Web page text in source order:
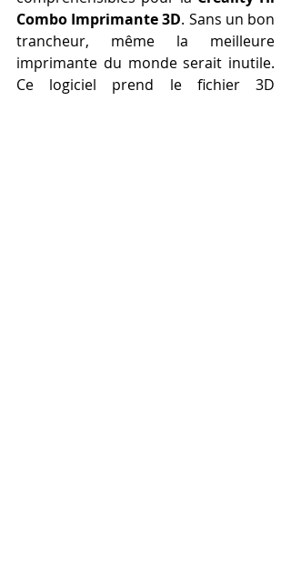
Combo Imprimante 3D. Sans un bon
trancheur, même la meilleure
imprimante du monde serait inutile.
Ce logiciel prend le fichier 3D